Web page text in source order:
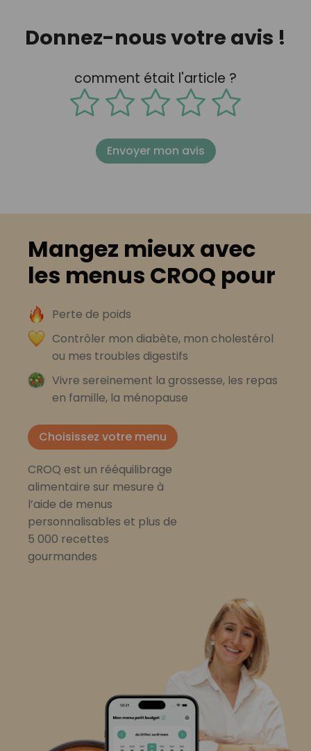
Donnez-nous votre avis !
comment était l'article ?
Envoyer mon avis
Mangez mieux avec
les menus CROQ pour
Perte de poids
Contrôler mon diabète, mon cholestérol
ou mes troubles digestifs
Vivre sereinement la grossesse, les repas
en famille, la ménopause
Choisissez votre menu
CROQ est un rééquilibrage
alimentaire sur mesure à
l’aide de menus
personnalisables et plus de
5 000 recettes
gourmandes